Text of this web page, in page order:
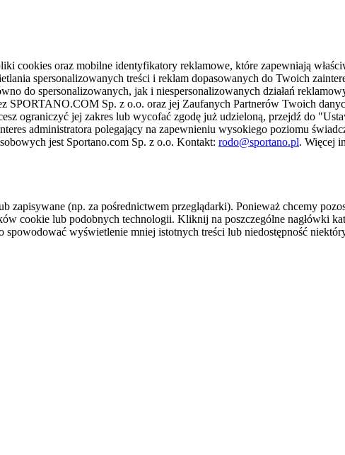
cookies oraz mobilne identyfikatory reklamowe, które zapewniają
spersonalizowanych treści i reklam dopasowanych do Twoich
do spersonalizowanych, jak i niespersonalizowanych działań
SPORTANO.COM Sp. z o.o. oraz jej Zaufanych Partnerów Twoich
ograniczyć jej zakres lub wycofać zgodę już udzieloną, przejdź do
administratora polegający na zapewnieniu wysokiego poziomu
jest Sportano.com Sp. z o.o. Kontakt: rodo@sportano.pl. Więcej
(np. za pośrednictwem przeglądarki). Ponieważ chcemy
cookie lub podobnych technologii. Kliknij na poszczególne nagłówki
wyświetlenie mniej istotnych treści lub niedostępność